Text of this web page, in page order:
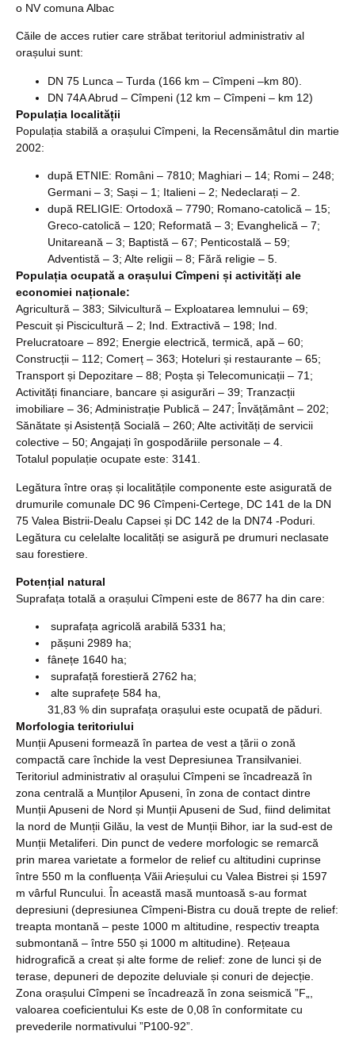
o NV comuna Albac
Căile de acces rutier care străbat teritoriul administrativ al
orașului sunt:
DN 75 Lunca – Turda (166 km – Cîmpeni –km 80).
DN 74A Abrud – Cîmpeni (12 km – Cîmpeni – km 12)
Populația localității
Populația stabilă a orașului Cîmpeni, la Recensămâtul din martie
2002:
după ETNIE: Români – 7810; Maghiari – 14; Romi – 248;
Germani – 3; Sași – 1; Italieni – 2; Nedeclarați – 2.
după RELIGIE: Ortodoxă – 7790; Romano-catolică – 15;
Greco-catolică – 120; Reformată – 3; Evanghelică – 7;
Unitareană – 3; Baptistă – 67; Penticostală – 59;
Adventistă – 3; Alte religii – 8; Fără religie – 5.
Populația ocupată a orașului Cîmpeni și activități ale
economiei naționale:
Agricultură – 383; Silvicultură – Exploatarea lemnului – 69;
Pescuit și Piscicultură – 2; Ind. Extractivă – 198; Ind.
Prelucratoare – 892; Energie electrică, termică, apă – 60;
Construcții – 112; Comerț – 363; Hoteluri și restaurante – 65;
Transport și Depozitare – 88; Poșta și Telecomunicații – 71;
Activități financiare, bancare și asigurări – 39; Tranzacții
imobiliare – 36; Administrație Publică – 247; Învățământ – 202;
Sănătate și Asistență Socială – 260; Alte activități de servicii
colective – 50; Angajați în gospodăriile personale – 4.
Totalul populație ocupate este: 3141.
Legătura între oraș și localitățile componente este asigurată de
drumurile comunale DC 96 Cîmpeni-Certege, DC 141 de la DN
75 Valea Bistrii-Dealu Capsei și DC 142 de la DN74 -Poduri.
Legătura cu celelalte localități se asigură pe drumuri neclasate
sau forestiere.
Potențial natural
Suprafața totală a orașului Cîmpeni este de 8677 ha din care:
suprafața agricolă arabilă 5331 ha;
pășuni 2989 ha;
fânețe 1640 ha;
suprafață forestieră 2762 ha;
alte suprafețe 584 ha,
31,83 % din suprafața orașului este ocupată de păduri.
Morfologia teritoriului
Munții Apuseni formează în partea de vest a țării o zonă
compactă care închide la vest Depresiunea Transilvaniei.
Teritoriul administrativ al orașului Cîmpeni se încadrează în
zona centrală a Munților Apuseni, în zona de contact dintre
Munții Apuseni de Nord și Munții Apuseni de Sud, fiind delimitat
la nord de Munții Gilău, la vest de Munții Bihor, iar la sud-est de
Munții Metaliferi. Din punct de vedere morfologic se remarcă
prin marea varietate a formelor de relief cu altitudini cuprinse
între 550 m la confluența Văii Arieșului cu Valea Bistrei și 1597
m vârful Runcului. În această masă muntoasă s-au format
depresiuni (depresiunea Cîmpeni-Bistra cu două trepte de relief:
treapta montană – peste 1000 m altitudine, respectiv treapta
submontană – între 550 și 1000 m altitudine). Rețeaua
hidrografică a creat și alte forme de relief: zone de lunci și de
terase, depuneri de depozite deluviale și conuri de dejecție.
Zona orașului Cîmpeni se încadrează în zona seismică ”F„,
valoarea coeficientului Ks este de 0,08 în conformitate cu
prevederile normativului ”P100-92”.